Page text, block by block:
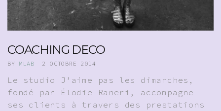
COACHING DECO
BY MLAB 2 OCTOBRE 2014
Le studio J’aime pas les dimanches,
fondé par Élodie Raneri, accompagne
ses clients à travers des prestations